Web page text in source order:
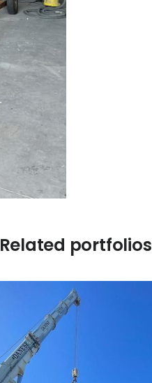
Related portfolios